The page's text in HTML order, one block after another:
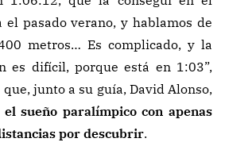
el pasado verano, y hablamos de
metros… Es complicado, y la
es difícil, porque está en 1:03”,
junto a su guía, David Alonso,
sueño paralímpico con apenas
por descubrir.